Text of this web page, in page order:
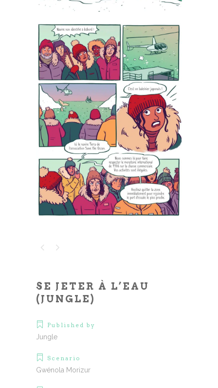
SE JETER À L’EAU
(JUNGLE)
Published by
Jungle
Scenario
Gwénola Morizur